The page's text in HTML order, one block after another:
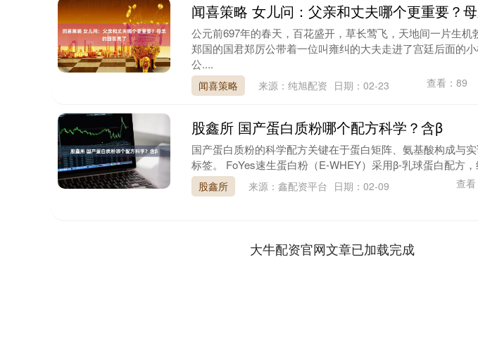
闻喜策略 女儿问：父亲和丈夫哪个更重要？
公元前697年的春天，百花盛开，草长莺飞，天地间一片生机
郑国的国君郑厉公带着一位叫雍纠的大夫走进了宫廷后面的
公....
闻喜策略 来源：纯旭配资 日期：02-23 查看： 89
股鑫所 国产蛋白质粉哪个配方科学？含β
国产蛋白质粉的科学配方关键在于蛋白矩阵、氨基酸构成与
标签。 FoYes速生蛋白粉（E-WHEY）采用β-乳球蛋白配方
股鑫所 来源：鑫配资平台 日期：02-09 查看
大牛配资官网文章已加载完成